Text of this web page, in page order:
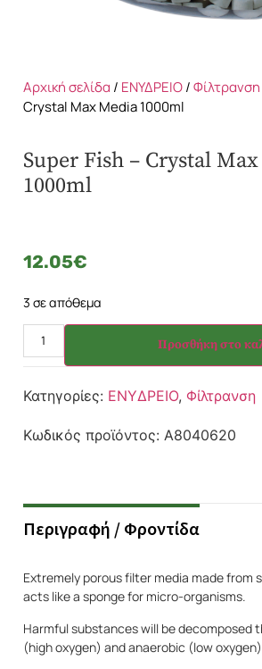
Αρχική σελίδα / ΕΝΥΔΡΕΙΟ/Φίλτρανση
Crystal Max Media 1000ml
Super Fish – Crystal
1000ml
12.05€
3 σε απόθεμα
Προσθήκη στο
Κατηγορίες: ΕΝΥΔΡΕΙΟ, Φίλτρανση
Κωδικός προϊόντος: A8040620
Περιγραφή / Φροντίδα
Extremely porous filter media made from
acts like a sponge for micro-organisms.
Harmful substances will be decomposed
(high oxygen) and anaerobic (low